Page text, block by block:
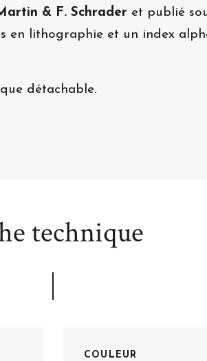
& F. Schrader et publié
en lithographie et un index
détachable.
technique
COULEUR